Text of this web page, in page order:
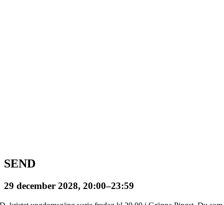
SEND
29 december 2028, 20:00–23:59